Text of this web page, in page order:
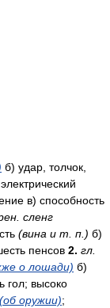
б) удар, толчок,
электрический
в) способность
сленг
(вина и т. п.) б)
пенсов 2. гл.
о лошади) б)
гол; высоко
(об оружии);